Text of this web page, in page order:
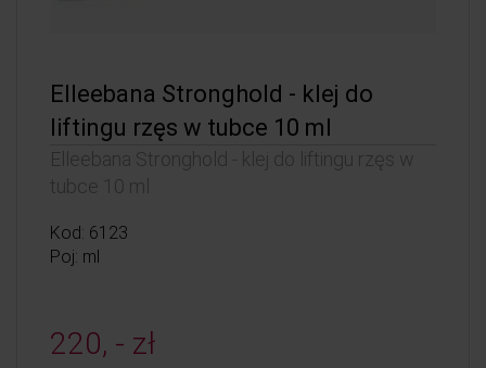
Elleebana Stronghold - klej do
liftingu rzęs w tubce 10 ml
Elleebana Stronghold - klej do liftingu rzęs w
tubce 10 ml
Kod: 6123
Poj: ml
220, - zł